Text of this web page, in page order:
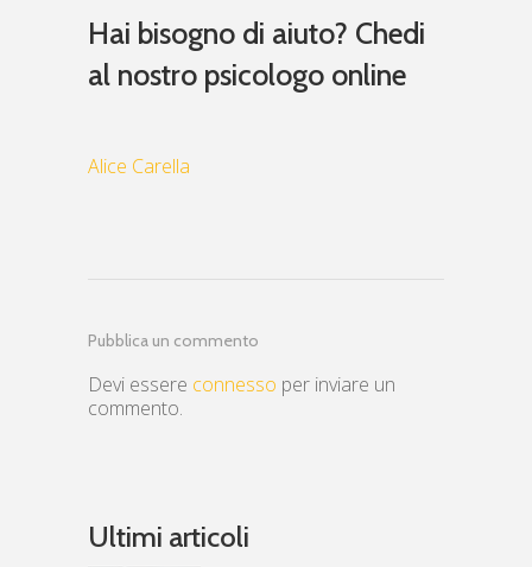
Hai bisogno di aiuto? Chedi
al nostro psicologo online
Alice Carella
Pubblica un commento
Devi essere connesso per inviare un
commento.
Ultimi articoli